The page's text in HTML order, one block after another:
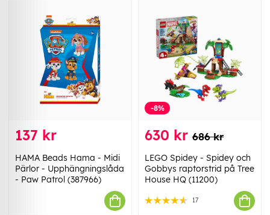
137 kr
HAMA Beads Hama - Midi
Pärlor - Upphängningslåda
- Paw Patrol (387966)
-8%
630 kr 686 kr
LEGO Spidey - Spidey och
Gobbys raptorstrid på Tree
House HQ (11200)
17